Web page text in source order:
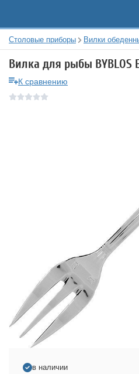
Столовые приборы Вилки
Вилка для рыбы BYBLOS
К сравнению
в наличии